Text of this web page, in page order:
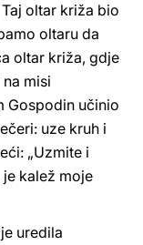
oltar križa bio
oltaru da
oltar križa, gdje
misi
Gospodin učinio
uze kruh i
„Uzmite i
kalež moje
uredila